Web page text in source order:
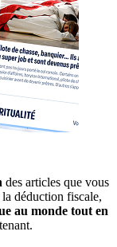
des articles que vous
déduction fiscale,
au monde tout en